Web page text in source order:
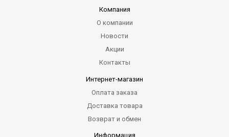
Компания
О компании
Новости
Акции
Контакты
Интернет-магазин
Оплата заказа
Доставка товара
Возврат и обмен
Информация